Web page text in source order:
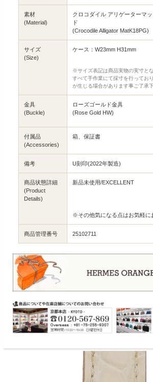
素材
(Material)
クロコダイル アリゲーターマ
ド
(Crocodile Alligator MatK18PG)
サイズ
(Size)
ケース：W23mm H31mm
※サイズ表記は商品実物の実寸とな
すべて手作業にて採寸を行ってお
が生じる場合があります事ご了承
金具
(Buckle)
ローズゴールド金具
(Rose Gold HW)
付属品
(Accessories)
箱、保証書
備考 U刻印(2022年製造)
商品状態詳細
(Product
Details)
新品未使用/EXCELLENT
※その他気になる点はお気軽に
商品管理番号 25102711